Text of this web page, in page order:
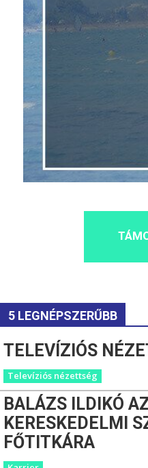
5 LEGNÉPSZERŰBB
TELEVÍZIÓS
Televíziós nézettség
BALÁZS ILDIKÓ
KERESKEDELMI
FŐTITKÁRA